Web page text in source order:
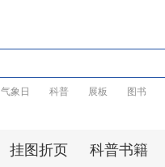
气象日 科普 展板 图书
挂图折页 科普书籍